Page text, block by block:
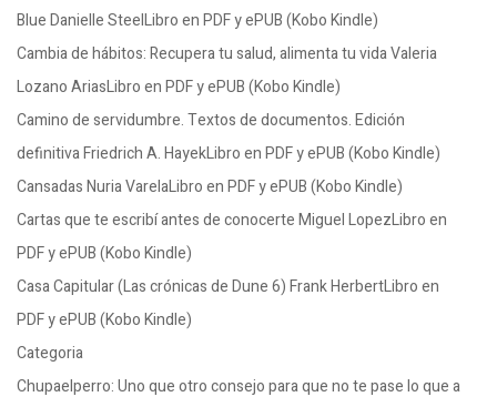
Blue Danielle SteelLibro en PDF y ePUB (Kobo Kindle)
Cambia de hábitos: Recupera tu salud, alimenta tu vida Valeria
Lozano AriasLibro en PDF y ePUB (Kobo Kindle)
Camino de servidumbre. Textos de documentos. Edición
definitiva Friedrich A. HayekLibro en PDF y ePUB (Kobo Kindle)
Cansadas Nuria VarelaLibro en PDF y ePUB (Kobo Kindle)
Cartas que te escribí antes de conocerte Miguel LopezLibro en
PDF y ePUB (Kobo Kindle)
Casa Capitular (Las crónicas de Dune 6) Frank HerbertLibro en
PDF y ePUB (Kobo Kindle)
Categoria
Chupaelperro: Uno que otro consejo para que no te pase lo que a